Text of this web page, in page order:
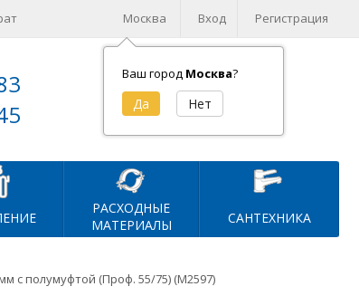
Москва
Ваш город Москва?
Вход Регистрация
Корзина (
на сумму
РАСХОДНЫЕ
МАТЕРИАЛЫ
САНТЕХНИКА
с полумуфтой (Проф. 55/75) (М2597)